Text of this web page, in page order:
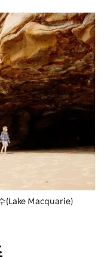
(Lake Macquarie)